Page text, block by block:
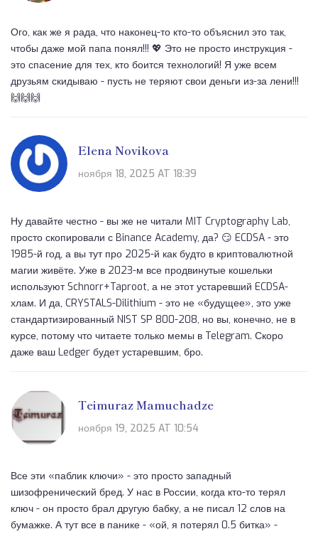
Ого, как же я рада, что наконец-то кто-то объяснил это так,
чтобы даже мой папа понял!!! 💖 Это не просто инструкция -
это спасение для тех, кто боится технологий! Я уже всем
друзьям скидываю - пусть не теряют свои деньги из-за лени!!!
🙌🙌🙌
Elena Novikova
ноября 18, 2025 AT 18:39
Ну давайте честно - вы же не читали MIT Cryptography Lab,
просто скопировали с Binance Academy, да? 😏 ECDSA - это
1985-й год, а вы тут про 2025-й как будто в криптовалютной
магии живёте. Уже в 2023-м все продвинутые кошельки
используют Schnorr+Taproot, а не этот устаревший ECDSA-
хлам. И да, CRYSTALS-Dilithium - это не «будущее», это уже
стандартизированный NIST SP 800-208, но вы, конечно, не в
курсе, потому что читаете только мемы в Telegram. Скоро
даже ваш Ledger будет устаревшим, бро.
Teimuraz Mamuchadze
ноября 19, 2025 AT 10:54
Все эти «паблик ключи» - это просто западный
шизофренический бред. У нас в России, когда кто-то терял
ключ - он просто брал другую бабку, а не писал 12 слов на
бумажке. А тут все в панике - «ой, я потерял 0.5 битка» -